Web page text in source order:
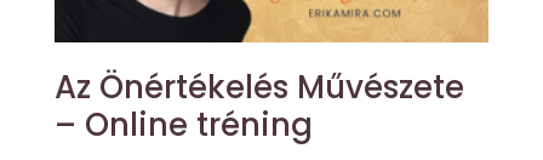
Az Önértékelés Művészete
– Online tréning